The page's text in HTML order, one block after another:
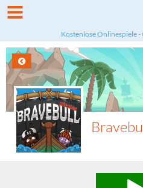
Kostenlose Onlinespiele